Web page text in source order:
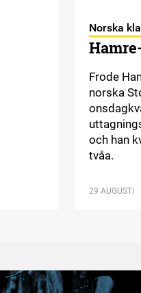
Norska
Frode
norska
och han
tvåa.
29 AUGUSTI